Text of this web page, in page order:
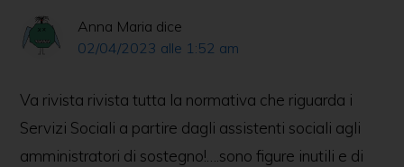
Anna Maria dice
02/04/2023 alle 1:52 am
Va rivista rivista tutta la normativa che riguarda i
Servizi Sociali a partire dagli assistenti sociali agli
amministratori di sostegno!….sono figure inutili e di